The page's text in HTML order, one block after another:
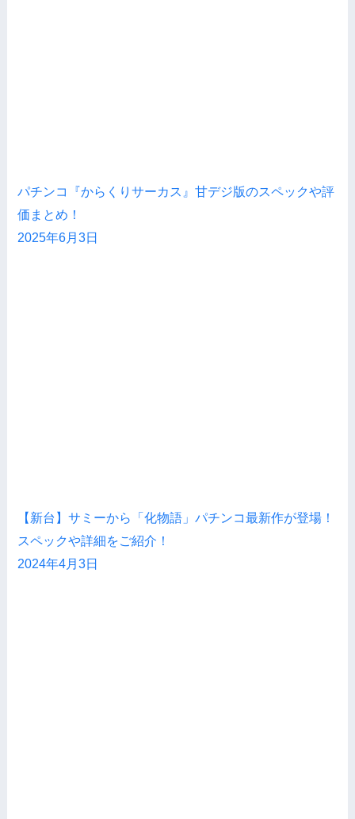
パチンコ『からくりサーカス』甘デジ版のスペックや評
価まとめ！
2025年6月3日
【新台】サミーから「化物語」パチンコ最新作が登場！
スペックや詳細をご紹介！
2024年4月3日